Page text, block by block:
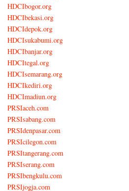
HDCIbogor.org
HDCIbekasi.org
HDCIdepok.org
HDCIsukabumi.org
HDCIbanjar.org
HDCItegal.org
HDCIsemarang.org
HDCIkediri.org
HDCImadiun.org
PRSIaceh.com
PRSIsabang.com
PRSIdenpasar.com
PRSIcilegon.com
PRSItangerang.com
PRSIserang.com
PRSIbengkulu.com
PRSIjogja.com